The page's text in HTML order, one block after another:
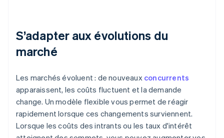
S’adapter aux évolutions du
marché
Les marchés évoluent : de nouveaux concurrents
apparaissent, les coûts fluctuent et la demande
change. Un modèle flexible vous permet de réagir
rapidement lorsque ces changements surviennent.
Lorsque les coûts des intrants ou les taux d'intérêt